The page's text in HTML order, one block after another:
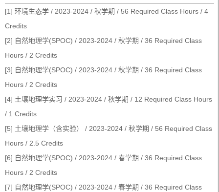
[1] 环境生态学 / 2023-2024 / 秋学期 / 56 Required Class Hours / 4
Credits
[2] 自然地理学(SPOC) / 2023-2024 / 秋学期 / 36 Required Class
Hours / 2 Credits
[3] 自然地理学(SPOC) / 2023-2024 / 秋学期 / 36 Required Class
Hours / 2 Credits
[4] 土壤地理学实习 / 2023-2024 / 秋学期 / 12 Required Class Hours
/ 1 Credits
[5] 土壤地理学（含实验） / 2023-2024 / 秋学期 / 56 Required Class
Hours / 2.5 Credits
[6] 自然地理学(SPOC) / 2023-2024 / 春学期 / 36 Required Class
Hours / 2 Credits
[7] 自然地理学(SPOC) / 2023-2024 / 春学期 / 36 Required Class